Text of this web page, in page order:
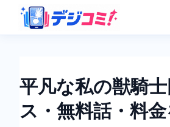
平凡な私の獣騎
ス・無料話・料